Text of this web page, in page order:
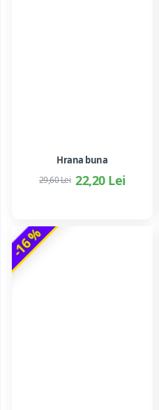
Hrana buna
22,20 Lei
29,60 Lei
-16 %